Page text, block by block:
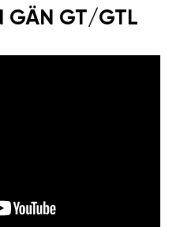
GÄN GT/GTL